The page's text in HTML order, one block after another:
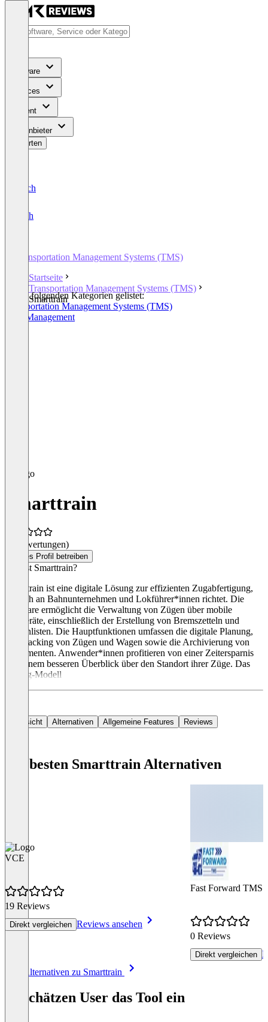
Software
Services
Content
Für Anbieter
Bewerten
Deutsch
English
Transportation Management Systems (TMS)
Startseite
Transportation Management Systems (TMS)
Smarttrain
In den folgenden Kategorien gelistet:
Transportation Management Systems (TMS)
Fleet Management
Smarttrain
(0 Bewertungen)
Dieses Profil betreiben
Was ist Smarttrain?
Smarttrain ist eine digitale Lösung zur effizienten Zugabfertigung,
die sich an Bahnunternehmen und Lokführer*innen richtet. Die
Software ermöglicht die Verwaltung von Zügen über mobile
Endgeräte, einschließlich der Erstellung von Bremszetteln und
Wagenlisten. Die Hauptfunktionen umfassen die digitale Planung,
das Tracking von Zügen und Wagen sowie die Archivierung von
Dokumenten. Anwender*innen profitieren von einer Zeitersparnis
und einem besseren Überblick über den Standort ihrer Züge. Das
Pricing-Modell
Übersicht Alternativen Allgemeine Features Reviews
Die besten Smarttrain Alternativen
VCE
19 Reviews
Direkt vergleichen Reviews ansehen
Fast Forward TMS
0 Reviews
Direkt vergleichen
Alle Alternativen zu Smarttrain
So schätzen User das Tool ein